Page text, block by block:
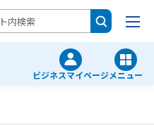
ビジネスマイページメニュー